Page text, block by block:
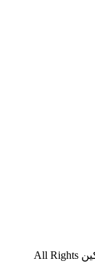
© Copyright 2026, الفدرالية الجزائرية للمستهلكين All Rights